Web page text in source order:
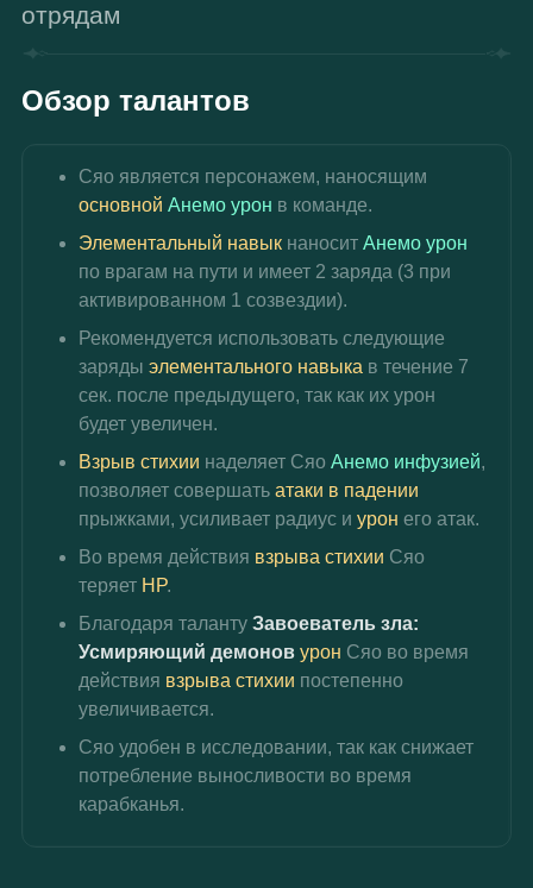
отрядам
Обзор талантов
Сяо является персонажем, наносящим
основной Анемо урон в команде.
Элементальный навык наносит Анемо урон
по врагам на пути и имеет 2 заряда (3 при
активированном 1 созвездии).
Рекомендуется использовать следующие
заряды элементального навыка в течение 7
сек. после предыдущего, так как их урон
будет увеличен.
Взрыв стихии наделяет Сяо Анемо инфузией,
позволяет совершать атаки в падении
прыжками, усиливает радиус и урон его атак.
Во время действия взрыва стихии Сяо
теряет HP.
Благодаря таланту Завоеватель зла:
Усмиряющий демонов урон Сяо во время
действия взрыва стихии постепенно
увеличивается.
Сяо удобен в исследовании, так как снижает
потребление выносливости во время
карабканья.